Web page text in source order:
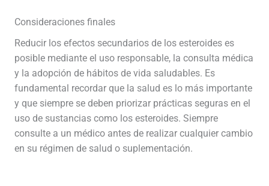
Consideraciones finales
Reducir los efectos secundarios de los esteroides es
posible mediante el uso responsable, la consulta médica
y la adopción de hábitos de vida saludables. Es
fundamental recordar que la salud es lo más importante
y que siempre se deben priorizar prácticas seguras en el
uso de sustancias como los esteroides. Siempre
consulte a un médico antes de realizar cualquier cambio
en su régimen de salud o suplementación.